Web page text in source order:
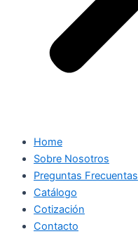
Home
Sobre Nosotros
Preguntas Frecuentas
Catálogo
Cotización
Contacto